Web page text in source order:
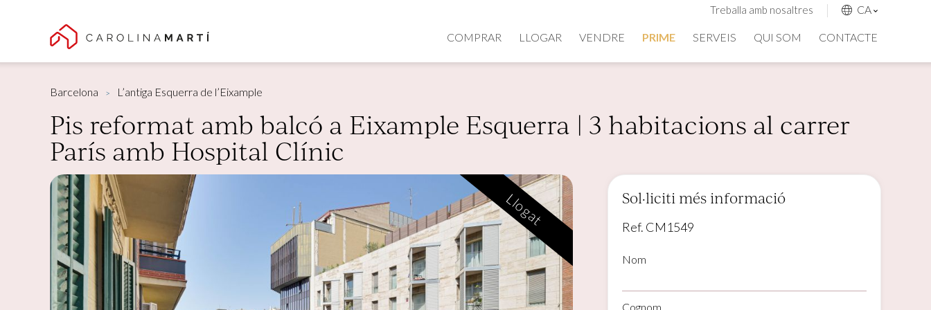
Treballa amb nosaltres CA
COMPRAR LLOGAR VENDRE PRIME SERVEIS QUI SOM CONTACTE
Barcelona L’antiga Esquerra de l’Eixample
Pis reformat amb balcó a Eixample Esquerra | 3 habitacions al carrer
París amb Hospital Clínic
Llogat Sol·liciti més informació
Ref. CM1549
Nom
Cognom